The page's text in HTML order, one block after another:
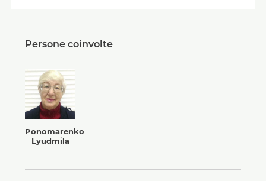
Persone coinvolte
Ponomarenko
Lyudmila